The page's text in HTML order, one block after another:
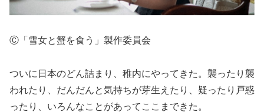
Ⓒ「雪女と蟹を食う」製作委員会
ついに日本のどん詰まり、稚内にやってきた。襲ったり襲
われたり、だんだんと気持ちが芽生えたり、疑ったり戸惑
ったり、いろんなことがあってここまできた。